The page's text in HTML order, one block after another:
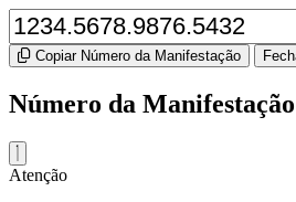
Copiar Número da Manifestação
Número da Manifestação
Atenção